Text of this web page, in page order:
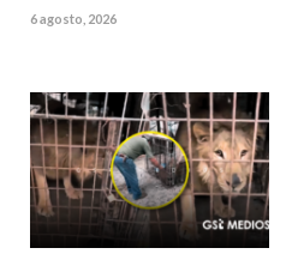
6 agosto, 2026